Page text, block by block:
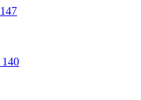
147
140